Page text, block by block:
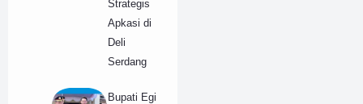
Strategis
Apkasi di
Deli
Serdang
Bupati Egi